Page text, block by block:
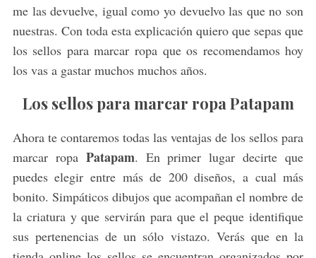
me las devuelve, igual como yo devuelvo las que no son
nuestras. Con toda esta explicación quiero que sepas que
los sellos para marcar ropa que os recomendamos hoy
los vas a gastar muchos muchos años.
Los sellos para marcar ropa Patapam
Ahora te contaremos todas las ventajas de los sellos para
marcar ropa Patapam. En primer lugar decirte que
puedes elegir entre más de 200 diseños, a cual más
bonito. Simpáticos dibujos que acompañan el nombre de
la criatura y que servirán para que el peque identifique
sus pertenencias de un sólo vistazo. Verás que en la